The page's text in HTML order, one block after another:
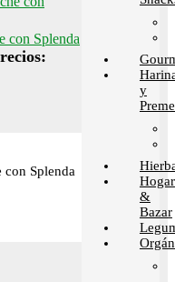
con Splenda
con Splenda
y
Hogar
&
Bazar